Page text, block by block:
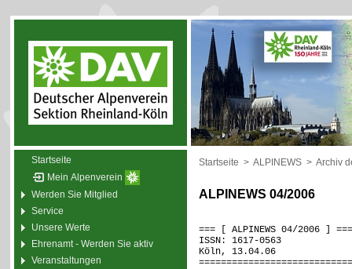
Startseite
Mein Alpenverein
Werden Sie Mitglied
Service
Unsere Werte
Ehrenamt - Werden Sie aktiv
Veranstaltungen
Startseite > ALPINEWS > Archiv
ALPINEWS 04/2006
=== [ ALPINEWS 04/2006 ]
ISSN: 1617-0563
Köln, 13.04.06